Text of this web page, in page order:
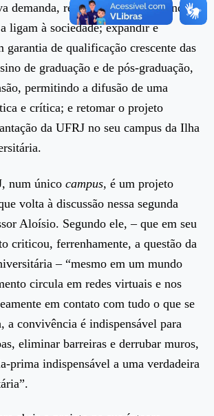
demanda, renovando e fortalecendo
ligam à sociedade; expandir e
garantia de qualificação crescente das
de graduação e de pós-graduação,
permitindo a difusão de uma
e crítica; e retomar o projeto
da UFRJ no seu campus da Ilha
num único campus, é um projeto
volta à discussão nessa segunda
Aloísio. Segundo ele, – que em seu
criticou, ferrenhamente, a questão da
– “mesmo em um mundo
circula em redes virtuais e nos
em contato com tudo o que se
a convivência é indispensável para
eliminar barreiras e derrubar muros,
prima indispensável a uma verdadeira